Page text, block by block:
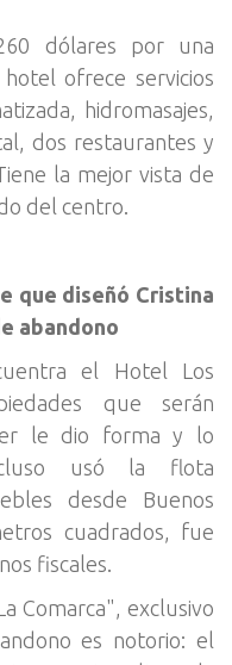
dólares por una
ofrece servicios
hidromasajes,
dos restaurantes y
la mejor vista de
del centro.
que diseñó Cristina
abandono
el Hotel Los
que serán
le dio forma y lo
usó la flota
desde Buenos
cuadrados, fue
fiscales.
Comarca", exclusivo
es notorio: el